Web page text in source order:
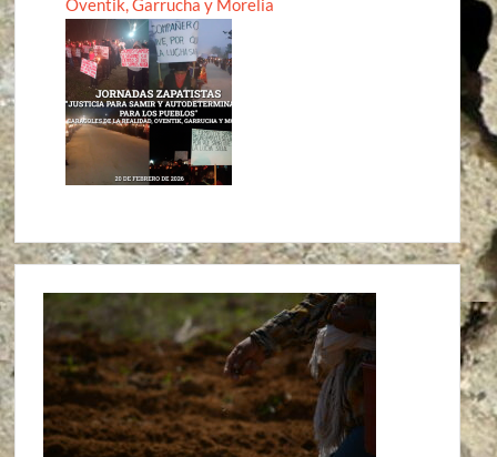
Oventik, Garrucha y Morelia